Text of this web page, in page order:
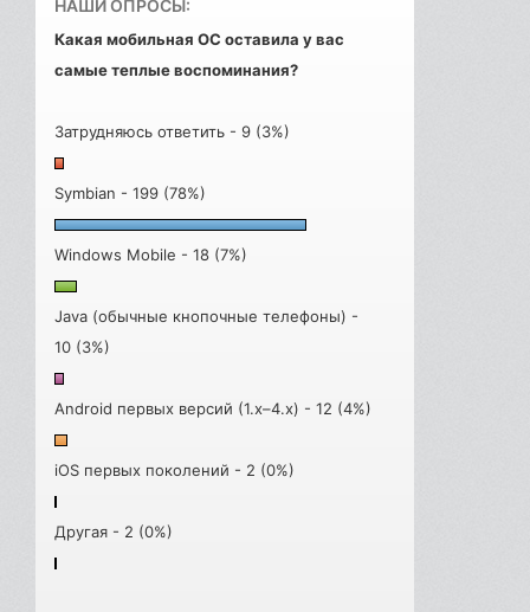
НАШИ ОПРОСЫ:
Какая мобильная ОС оставила у вас
самые теплые воспоминания?
Затрудняюсь ответить - 9 (3%)
Symbian - 199 (78%)
Windows Mobile - 18 (7%)
Java (обычные кнопочные телефоны) -
10 (3%)
Android первых версий (1.x–4.x) - 12 (4%)
iOS первых поколений - 2 (0%)
Другая - 2 (0%)